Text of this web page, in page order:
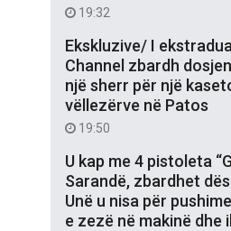
19:32
Ekskluzive/ I
Channel zbardh
një sherr për një
vëllezërve në Patos
19:50
U kap me 4 pistoleta
Sarandë, zbardhet
Unë u nisa për
e zezë në makinë dhe